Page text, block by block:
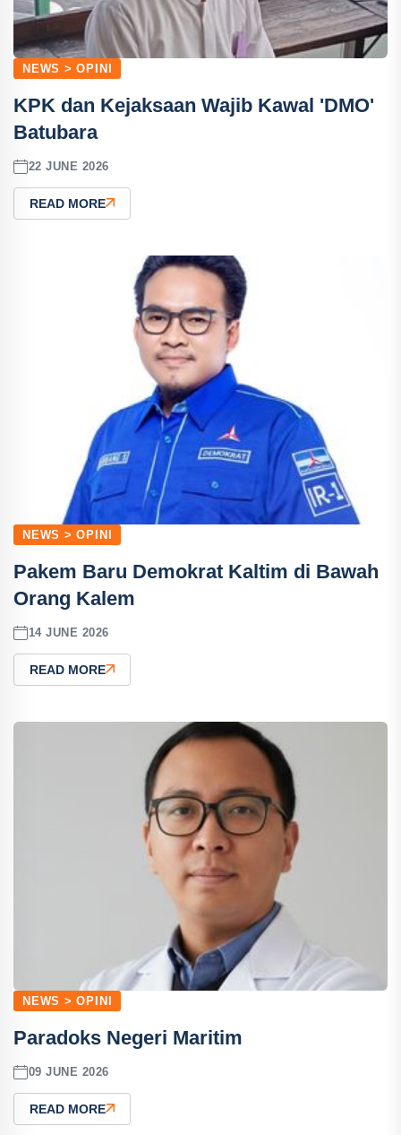
NEWS > OPINI
KPK dan Kejaksaan Wajib Kawal 'DMO'
Batubara
22 JUNE 2026
READ MORE
NEWS > OPINI
Pakem Baru Demokrat Kaltim di Bawah
Orang Kalem
14 JUNE 2026
READ MORE
NEWS > OPINI
Paradoks Negeri Maritim
09 JUNE 2026
READ MORE